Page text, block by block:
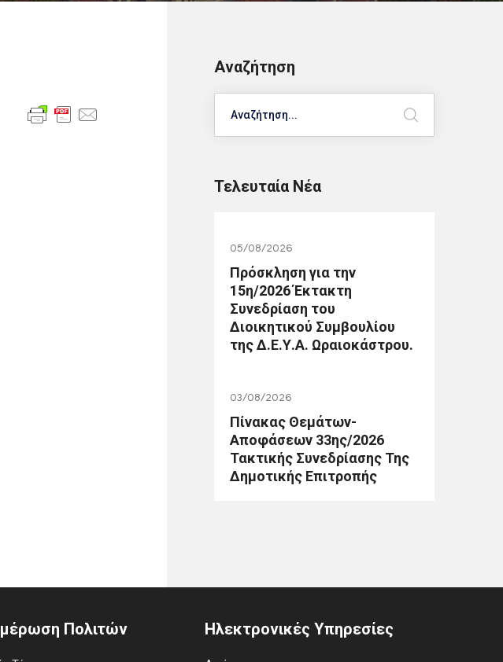
Αναζήτηση
Τελευταία Νέα
05/08/2026
Πρόσκληση για την
15η/2026 Έκτακτη
Συνεδρίαση του
Διοικητικού Συμβουλίου
της Δ.Ε.Υ.Α. Ωραιοκάστρου.
03/08/2026
Πίνακας Θεμάτων-
Αποφάσεων 33ης/2026
Τακτικής Συνεδρίασης Της
Δημοτικής Επιτροπής
Πολιτών Ηλεκτρονικές Υπηρεσίες